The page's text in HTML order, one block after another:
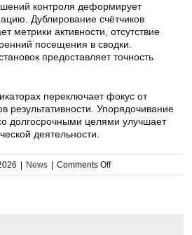
контроля деформирует
Дублирование счётчиков
метрики активности, отсутствие
посещения в сводки.
предоставляет точность
переключает фокус от
результативности. Упорядочивание
долгосрочными целями улучшает
деятельности.
News Comments Offon
Базовые